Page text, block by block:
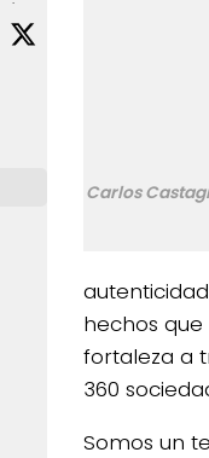
Carlos
hechos
fortaleza a
360
Somos un